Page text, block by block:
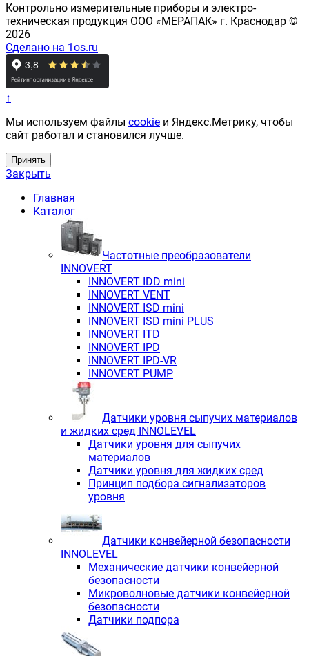
Контрольно измерительные приборы и электро-
техническая продукция ООО «МЕРАПАК» г. Краснодар ©
2026
Сделано на 1os.ru
↑
Мы используем файлы cookie и Яндекс.Метрику, чтобы
сайт работал и становился лучше.
Принять
Закрыть
Главная
Каталог
Частотные преобразователи
INNOVERT
INNOVERT IDD mini
INNOVERT VENT
INNOVERT ISD mini
INNOVERT ISD mini PLUS
INNOVERT ITD
INNOVERT IРD
INNOVERT IРD-VR
INNOVERT PUMP
Датчики уровня сыпучих материалов
и жидких сред INNOLEVEL
Датчики уровня для сыпучих
материалов
Датчики уровня для жидких сред
Принцип подбора сигнализаторов
уровня
Датчики конвейерной безопасности
INNOLEVEL
Механические датчики конвейерной
безопасности
Микроволновые датчики конвейерной
безопасности
Датчики подпора